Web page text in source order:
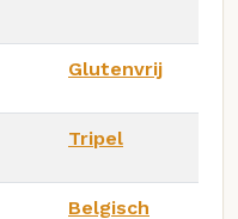
Glutenvrij
Tripel
Belgisch